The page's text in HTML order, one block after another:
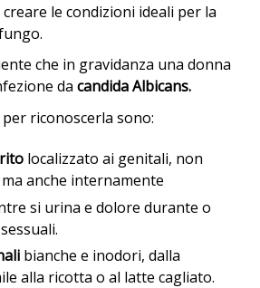
le condizioni ideali per la
che in gravidanza una donna
dacandida Albicans.
riconoscerla sono:
localizzato ai genitali, non
anche internamente
si urina e dolore durante o
bianche e inodori, dalla
alla ricotta o al latte cagliato.